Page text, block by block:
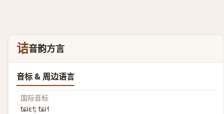
诘音韵方言
音标 & 周边语言
国际音标
tɕiɛ˧˥; tɕi˧˥